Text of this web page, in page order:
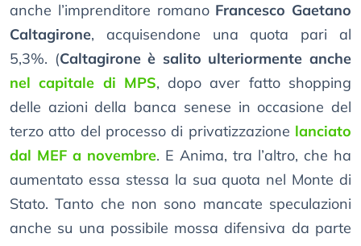
anche l’imprenditore romano Francesco Gaetano
Caltagirone, acquisendone una quota pari al
5,3%. (Caltagirone è salito ulteriormente anche
nel capitale di MPS, dopo aver fatto shopping
delle azioni della banca senese in occasione del
terzo atto del processo di privatizzazione lanciato
dal MEF a novembre. E Anima, tra l’altro, che ha
aumentato essa stessa la sua quota nel Monte di
Stato. Tanto che non sono mancate speculazioni
anche su una possibile mossa difensiva da parte